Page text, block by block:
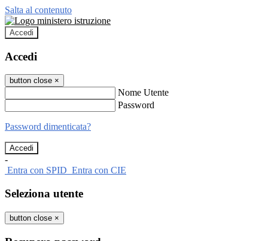
Salta al contenuto
Accedi
Accedi
button close ×
Nome Utente
Password
Password dimenticata?
-
Entra con SPID Entra con CIE
Seleziona utente
button close ×